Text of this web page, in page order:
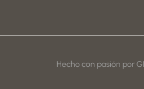
Hecho con pasión por